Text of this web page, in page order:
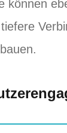
können